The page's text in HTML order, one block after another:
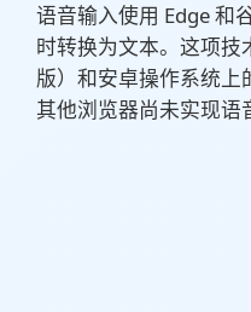
语音输入使用 Edge 和
时转换为文本。这项
版）和安卓操作系统上
其他浏览器尚未实现语